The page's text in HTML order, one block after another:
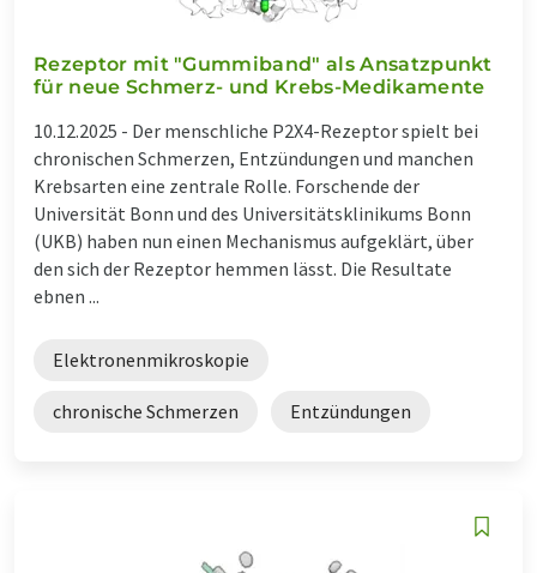
Rezeptor mit "Gummiband" als Ansatzpunkt
für neue Schmerz- und Krebs-Medikamente
10.12.2025 - Der menschliche P2X4-Rezeptor spielt bei
chronischen Schmerzen, Entzündungen und manchen
Krebsarten eine zentrale Rolle. Forschende der
Universität Bonn und des Universitätsklinikums Bonn
(UKB) haben nun einen Mechanismus aufgeklärt, über
den sich der Rezeptor hemmen lässt. Die Resultate
ebnen ...
Elektronenmikroskopie
chronische Schmerzen Entzündungen